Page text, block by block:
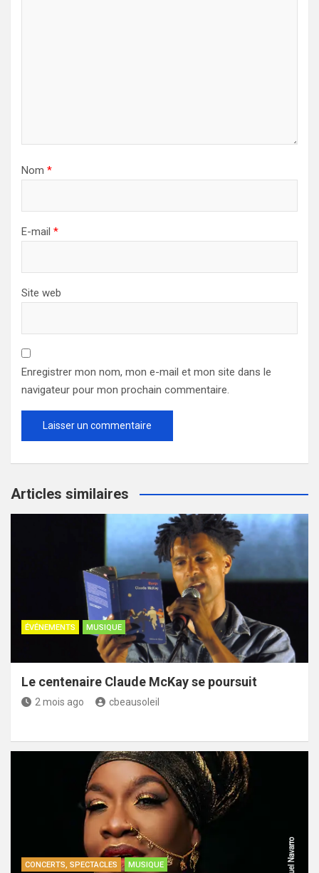
Nom *
E-mail *
Site web
Enregistrer mon nom, mon e-mail et mon site dans le
navigateur pour mon prochain commentaire.
Articles similaires
ÉVÉNEMENTS MUSIQUE
Le centenaire Claude McKay se poursuit
2 mois ago cbeausoleil
CONCERTS, SPECTACLES MUSIQUE